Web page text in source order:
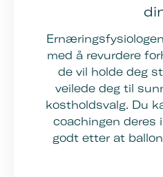
med å revurdere
de vil holde deg
veilede deg til
kostholdsvalg. Du
coachingen deres
godt etter at